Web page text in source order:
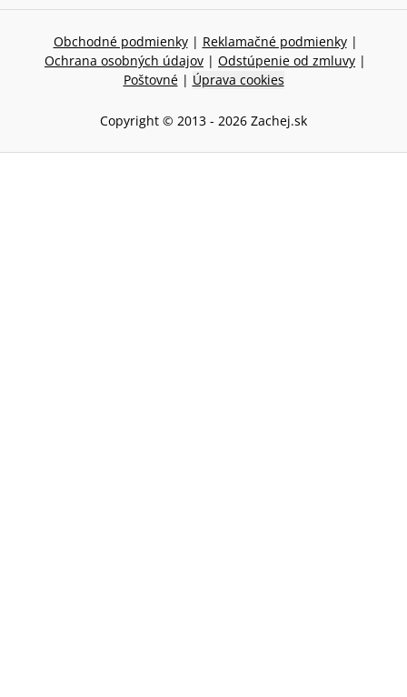
Obchodné podmienky | Reklamačné podmienky |
Ochrana osobných údajov | Odstúpenie od zmluvy |
Poštovné | Úprava cookies
Copyright © 2013 - 2026 Zachej.sk